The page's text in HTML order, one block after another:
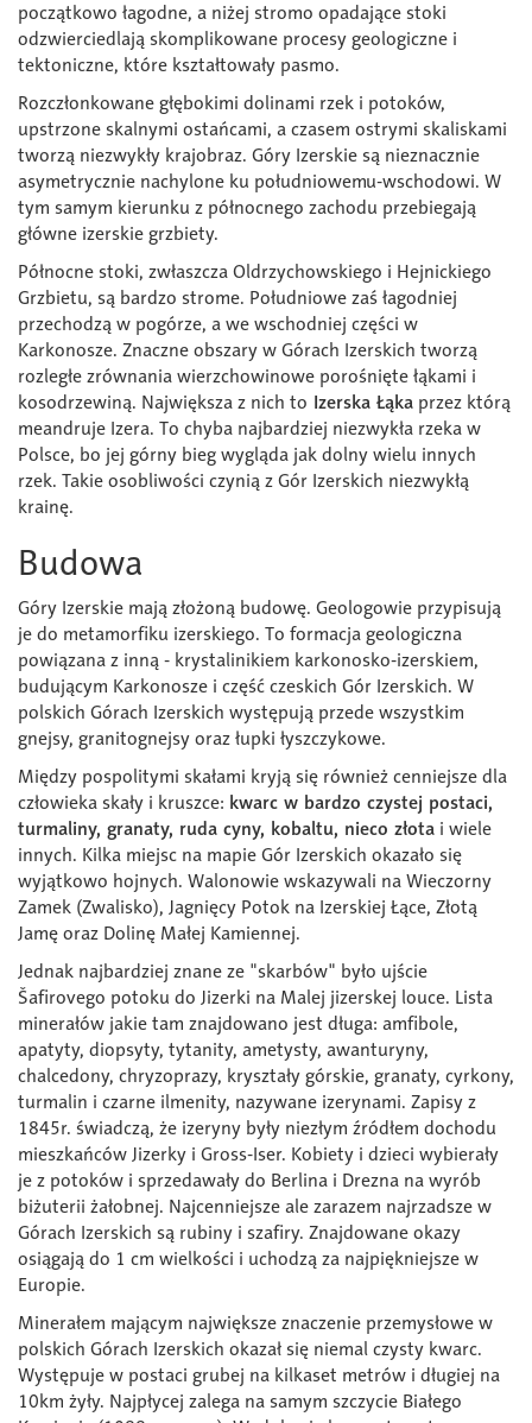
początkowo łagodne, a niżej stromo opadające stoki
odzwierciedlają skomplikowane procesy geologiczne i
tektoniczne, które kształtowały pasmo.
Rozczłonkowane głębokimi dolinami rzek i potoków,
upstrzone skalnymi ostańcami, a czasem ostrymi skaliskami
tworzą niezwykły krajobraz. Góry Izerskie są nieznacznie
asymetrycznie nachylone ku południowemu-wschodowi. W
tym samym kierunku z północnego zachodu przebiegają
główne izerskie grzbiety.
Północne stoki, zwłaszcza Oldrzychowskiego i Hejnickiego
Grzbietu, są bardzo strome. Południowe zaś łagodniej
przechodzą w pogórze, a we wschodniej części w
Karkonosze. Znaczne obszary w Górach Izerskich tworzą
rozległe zrównania wierzchowinowe porośnięte łąkami i
kosodrzewiną. Największa z nich to Izerska Łąka przez którą
meandruje Izera. To chyba najbardziej niezwykła rzeka w
Polsce, bo jej górny bieg wygląda jak dolny wielu innych
rzek. Takie osobliwości czynią z Gór Izerskich niezwykłą
krainę.
Budowa
Góry Izerskie mają złożoną budowę. Geologowie przypisują
je do metamorfiku izerskiego. To formacja geologiczna
powiązana z inną - krystalinikiem karkonosko-izerskiem,
budującym Karkonosze i część czeskich Gór Izerskich. W
polskich Górach Izerskich występują przede wszystkim
gnejsy, granitognejsy oraz łupki łyszczykowe.
Między pospolitymi skałami kryją się również cenniejsze dla
człowieka skały i kruszce: kwarc w bardzo czystej postaci,
turmaliny, granaty, ruda cyny, kobaltu, nieco złota i wiele
innych. Kilka miejsc na mapie Gór Izerskich okazało się
wyjątkowo hojnych. Walonowie wskazywali na Wieczorny
Zamek (Zwalisko), Jagnięcy Potok na Izerskiej Łące, Złotą
Jamę oraz Dolinę Małej Kamiennej.
Jednak najbardziej znane ze "skarbów" było ujście
Šafirovego potoku do Jizerki na Malej jizerskej louce. Lista
minerałów jakie tam znajdowano jest długa: amfibole,
apatyty, diopsyty, tytanity, ametysty, awanturyny,
chalcedony, chryzoprazy, kryształy górskie, granaty, cyrkony,
turmalin i czarne ilmenity, nazywane izerynami. Zapisy z
1845r. świadczą, że izeryny były niezłym źródłem dochodu
mieszkańców Jizerky i Gross-Iser. Kobiety i dzieci wybierały
je z potoków i sprzedawały do Berlina i Drezna na wyrób
biżuterii żałobnej. Najcenniejsze ale zarazem najrzadsze w
Górach Izerskich są rubiny i szafiry. Znajdowane okazy
osiągają do 1 cm wielkości i uchodzą za najpiękniejsze w
Europie.
Minerałem mającym największe znaczenie przemysłowe w
polskich Górach Izerskich okazał się niemal czysty kwarc.
Występuje w postaci grubej na kilkaset metrów i długiej na
10km żyły. Najpłycej zalega na samym szczycie Białego